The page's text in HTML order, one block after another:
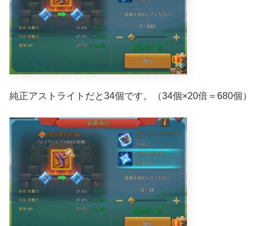
純正アストライトだと34個です。（34個×20倍＝680個）